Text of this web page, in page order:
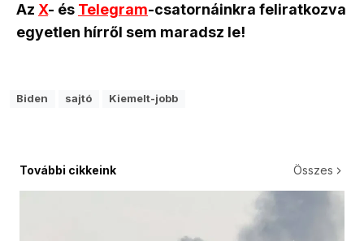
Az X- és Telegram-csatornáinkra feliratkozva
egyetlen hírről sem maradsz le!
Biden sajtó Kiemelt-jobb
További cikkeink Összes